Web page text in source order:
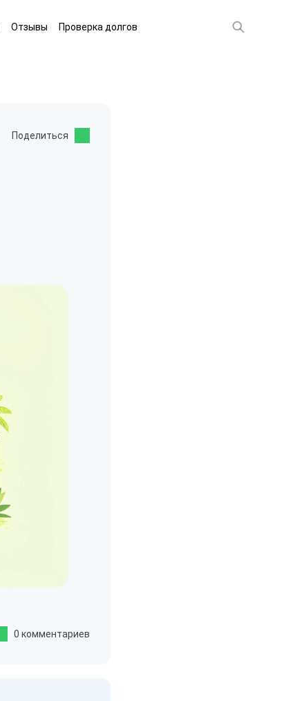
Отзывы Проверка долгов
Поделиться
0 комментариев